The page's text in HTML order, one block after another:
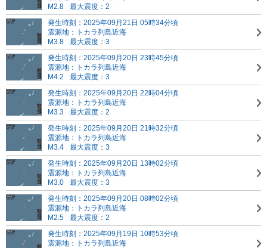
M2.8
最大震度：2
発生時刻：2025年09月21日 05時34分頃
震源地：トカラ列島近海
M3.8
最大震度：3
発生時刻：2025年09月20日 23時45分頃
震源地：トカラ列島近海
M4.2
最大震度：3
発生時刻：2025年09月20日 22時04分頃
震源地：トカラ列島近海
M3.3
最大震度：2
発生時刻：2025年09月20日 21時32分頃
震源地：トカラ列島近海
M3.4
最大震度：3
発生時刻：2025年09月20日 13時02分頃
震源地：トカラ列島近海
M3.0
最大震度：3
発生時刻：2025年09月20日 08時02分頃
震源地：トカラ列島近海
M2.5
最大震度：2
発生時刻：2025年09月19日 10時53分頃
震源地：トカラ列島近海